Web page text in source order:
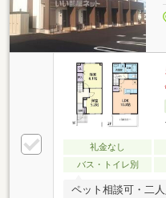
礼金なし
バス・トイレ別
ペット相談可・二